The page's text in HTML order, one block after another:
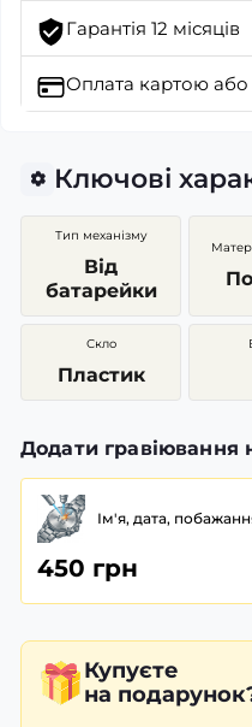
Гарантія 12 місяців
Оплата картою або
Ключові
Тип механізму
Від
батарейки
Скло
Пластик
Додати гравіювання
Ім'я, дата,
450 грн
Купуєте
на